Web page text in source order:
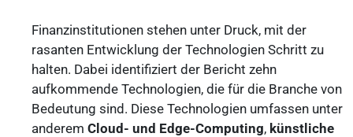
Finanzinstitutionen stehen unter Druck, mit der
rasanten Entwicklung der Technologien Schritt zu
halten. Dabei identifiziert der Bericht zehn
aufkommende Technologien, die für die Branche von
Bedeutung sind. Diese Technologien umfassen unter
anderem Cloud- und Edge-Computing, künstliche